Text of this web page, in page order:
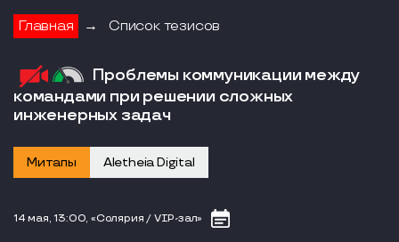
Главная → Список тезисов
Проблемы коммуникации между
командами при решении сложных
инженерных задач
Митапы Aletheia Digital
14 мая, 13:00, «Солярия / VIP-зал»